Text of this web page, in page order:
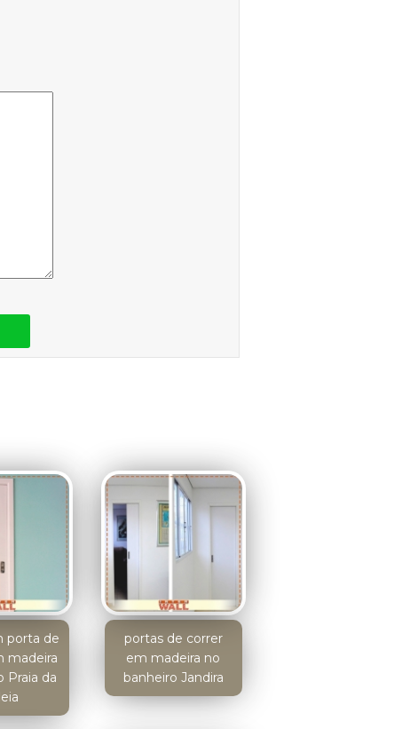
porta de
madeira
Praia da
portas de correr
em madeira no
banheiro Jandira